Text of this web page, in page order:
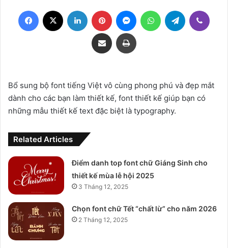
Facebook LinkedIn Pinterest MessengerWhatsAppTelegram
Share via Email Print
Bổ sung bộ font tiếng Việt vô cùng phong phú và đẹp mắt
dành cho các bạn làm thiết kế, font thiết kế giúp bạn có
những mẫu thiết kế text đặc biệt là typography.
Related Articles
Điểm danh top font chữ Giáng Sinh cho
thiết kế mùa lễ hội 2025
3 Tháng 12, 2025
Chọn font chữ Tết “chất lừ” cho năm 2026
2 Tháng 12, 2025